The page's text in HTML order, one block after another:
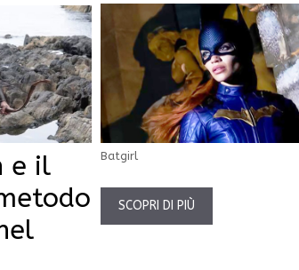
Batgirl
SCOPRI DI PIÙ
e il